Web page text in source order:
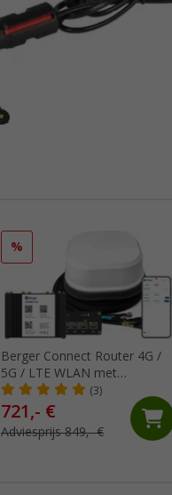
%
Berger Connect Router 4G /
5G / LTE WLAN met
dakantenne
(3)
721,- €
Adviesprijs 849,- €